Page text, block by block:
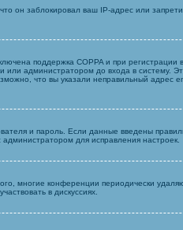
заблокировал ваш IP-адрес или
поддержка COPPA и при
администратором до входа в систему.
что вы указали неправильный адрес
и пароль. Если данные введены
для исправления настроек.
многие конференции периодически
в дискуссиях.